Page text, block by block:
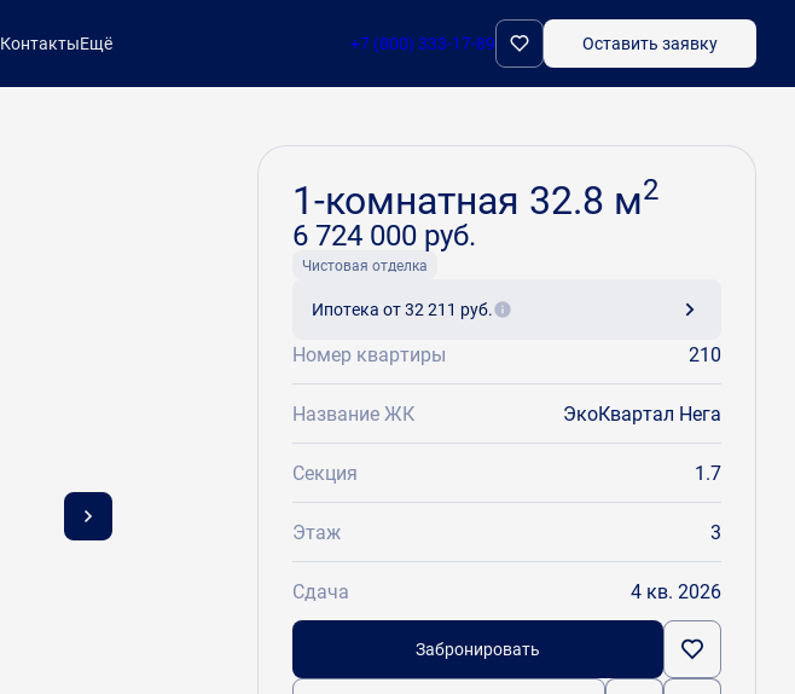
КонтактыЕщё +7 (800) 333-17-89 Оставить заявку
Забронировать
1-комнатная 32.8 м2
6 724 000 руб.
Чистовая отделка
Ипотека от 32 211 руб.
Номер квартиры 210
Название ЖК ЭкоКвартал Нега
Секция 1.7
Этаж 3
Сдача 4 кв. 2026
Забронировать